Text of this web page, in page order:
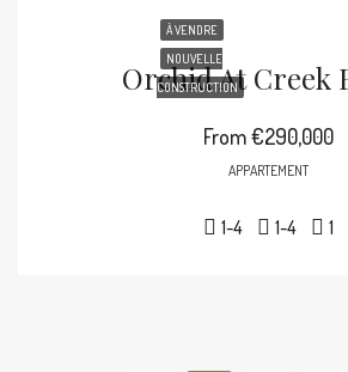
À VENDRE
NOUVELLE
CONSTRUCTION
Orchid At Creek
From€290,000
APPARTEMENT
1-4 1-4 1